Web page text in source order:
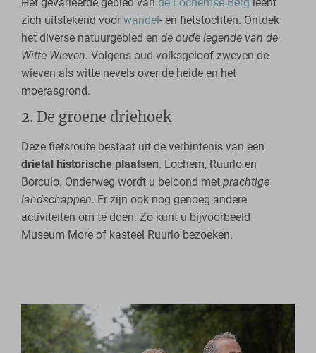
zich uitstekend voorwandel- en fietstochten. Ontdek
het diverse natuurgebied ende oude legende van de
Witte Wieven.Volgens oud volksgeloof zweven de
wieven als witte nevels over de heide en het
moerasgrond.
2. De groene driehoek
Deze fietsroute bestaat uit de verbintenis van een
drietal historische plaatsen. Lochem, Ruurlo en
Borculo. Onderweg wordt u beloond metprachtige
landschappen. Er zijn ook nog genoeg andere
activiteiten om te doen. Zo kunt u bijvoorbeeld
Museum More of kasteel Ruurlo bezoeken.